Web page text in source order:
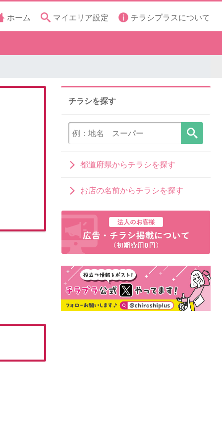
ホーム マイエリア設定 チラシプラスについて
チラシを探す
都道府県からチラシを探す
お店の名前からチラシを探す